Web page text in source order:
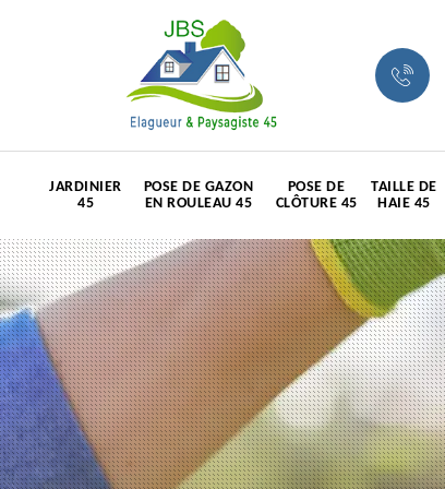
JARDINIER
45
POSE DE GAZON
EN ROULEAU 45
POSE DE
CLÔTURE 45
TAILLE DE
HAIE 45